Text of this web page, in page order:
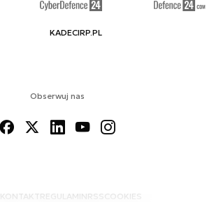
Obserwuj nas
KONTAKTREGULAMINRSS COOKIES
KADECIRP.PL